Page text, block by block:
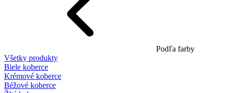
Podľa farby
Všetky produkty
Biele koberce
Krémové koberce
Béžové koberce